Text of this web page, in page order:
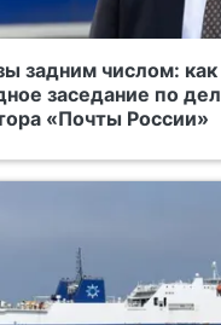
задним числом:
заседание по
«Почты России»